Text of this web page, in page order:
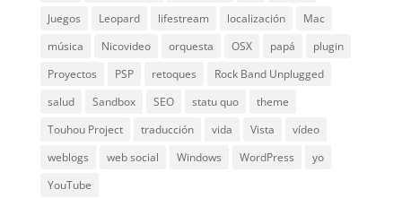
Juegos
Leopard lifestream localización
Mac
música
Nicovideo orquesta OSX papá
plugin
Proyectos
PSP retoques
Rock Band Unplugged
salud
Sandbox SEO statu quo
theme
Touhou Project
traducción vida Vista
vídeo
weblogs
web social Windows WordPress
yo
YouTube